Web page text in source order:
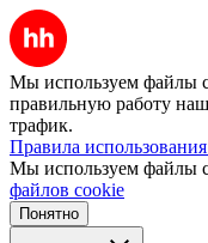
Мы используем файлы
правильную работу
трафик.
Правила
Мы используем файлы
файлов cookie
Понятно